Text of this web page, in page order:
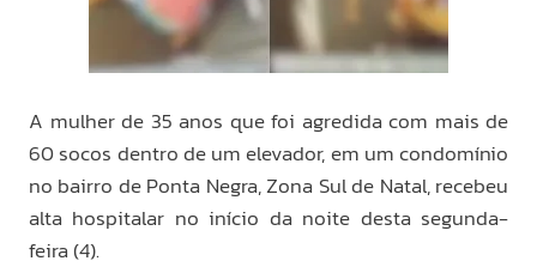
A mulher de 35 anos que foi agredida com mais de
60 socos dentro de um elevador, em um condomínio
no bairro de Ponta Negra, Zona Sul de Natal, recebeu
alta hospitalar no início da noite desta segunda-
feira (4).